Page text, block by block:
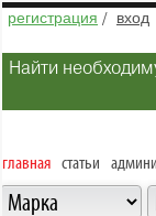
регистрация / вход
Найти
главная статьи